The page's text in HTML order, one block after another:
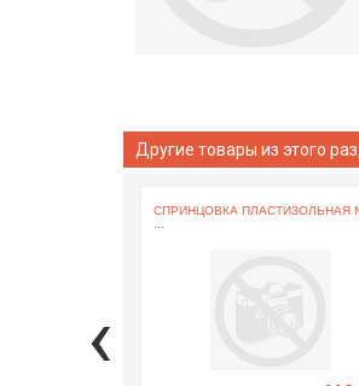
Другие товары из этого
СПРИНЦОВКА ПЛАСТИЗОЛЬНАЯ
‹